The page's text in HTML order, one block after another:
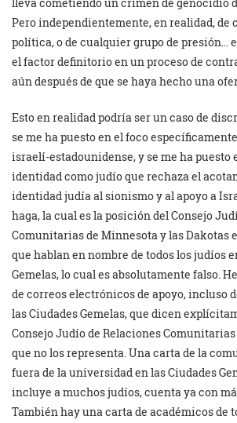
lleva cometiendo un crimen de genocidio
Pero independientemente, en realidad,
política, o de cualquier grupo de presión…
el factor definitorio en un proceso de
aún después de que se haya hecho una
Esto en realidad podría ser un caso de
se me ha puesto en el foco
israelí-estadounidense, y se me ha puesto
identidad como judío que rechaza el
identidad judía al sionismo y al apoyo a
haga, la cual es la posición del Consejo
Comunitarias de Minnesota y las Dakotas
que hablan en nombre de todos los judíos
Gemelas, lo cual es absolutamente falso.
de correos electrónicos de apoyo, incluso
las Ciudades Gemelas, que dicen
Consejo Judío de Relaciones
que no los representa. Una carta de la
fuera de la universidad en las Ciudades
incluye a muchos judíos, cuenta ya con
También hay una carta de académicos de